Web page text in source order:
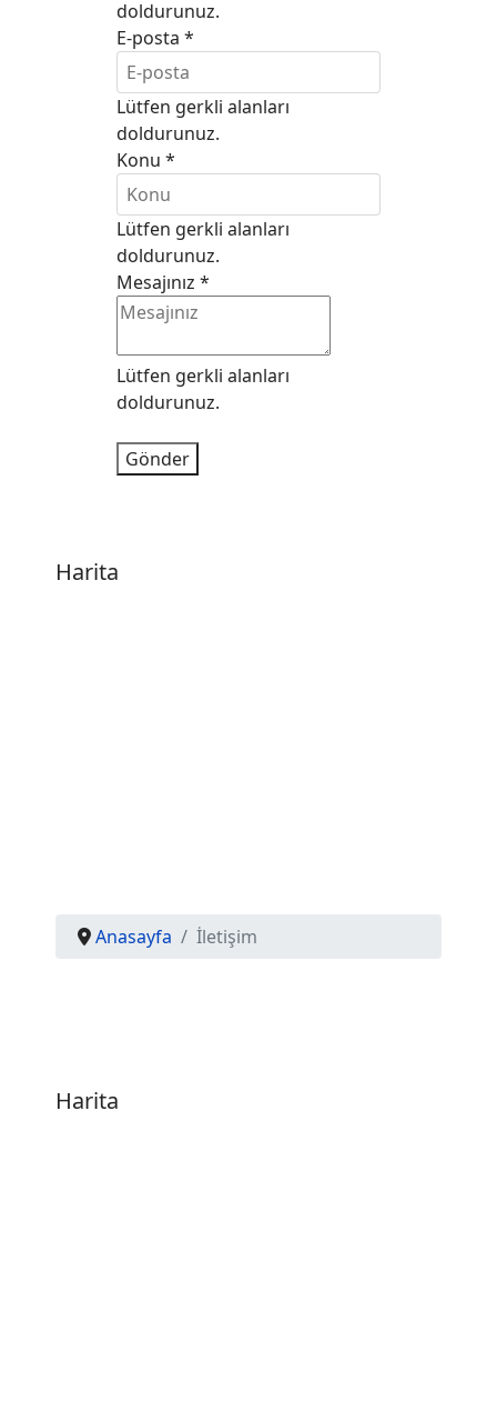
doldurunuz.
E-posta *
Lütfen gerkli alanları
doldurunuz.
Konu *
Lütfen gerkli alanları
doldurunuz.
Mesajınız *
Lütfen gerkli alanları
doldurunuz.
Gönder
Harita
Anasayfa İletişim
Harita